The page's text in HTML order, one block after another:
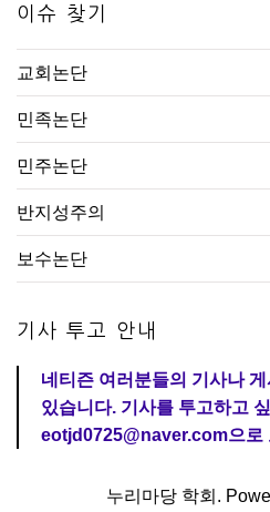
이슈 찾기
교회논단
민족논단
민주논단
반지성주의
보수논단
기사 투고 안내
네티즌 여러분들의 기사나
있습니다. 기사를 투고하고
eotjd0725@naver.com으로
누리마당 학회.